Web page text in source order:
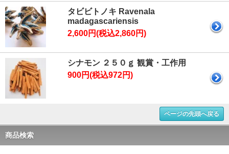
タビビトノキ Ravenala
madagascariensis
2,600円(税込2,860円)
シナモン ２５０ｇ 観賞・工作用
900円(税込972円)
ページの先頭へ戻る
商品検索